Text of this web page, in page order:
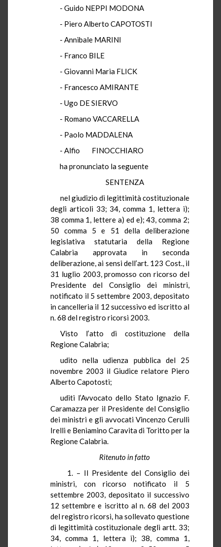
- Guido NEPPI MODONA
- Piero Alberto CAPOTOSTI
- Annibale MARINI
- Franco BILE
- Giovanni Maria FLICK
- Francesco AMIRANTE
- Ugo DE SIERVO
- Romano VACCARELLA
- Paolo MADDALENA
- Alfio
FINOCCHIARO
ha pronunciato la seguente
SENTENZA
nel giudizio di legittimità costituzionale
degli articoli 33; 34, comma 1, lettera i);
38 comma 1, lettere a) ed e); 43, comma 2;
50 comma 5 e 51 della deliberazione
legislativa statutaria della Regione
Calabria approvata in seconda
deliberazione, ai sensi dell’art. 123 Cost., il
31 luglio 2003, promosso con ricorso del
Presidente del Consiglio dei ministri,
notificato il 5 settembre 2003, depositato
in cancelleria il 12 successivo ed iscritto al
n. 68 del registro ricorsi 2003.
Visto l’atto di costituzione della
Regione Calabria;
udito nella udienza pubblica del 25
novembre 2003 il Giudice relatore Piero
Alberto Capotosti;
uditi l’Avvocato dello Stato Ignazio F.
Caramazzaper il Presidente del Consiglio
dei ministri e gli avvocati Vincenzo Cerulli
Irelli e Beniamino Caravita di Toritto per la
Regione Calabria.
Ritenuto in fatto
1. – Il Presidente del Consiglio dei
ministri, con ricorso notificato il 5
settembre 2003, depositato il successivo
12 settembre e iscritto al n. 68 del 2003
del registro ricorsi, ha sollevato questione
di legittimità costituzionale degli artt. 33;
34, comma 1, lettera i); 38, comma 1,